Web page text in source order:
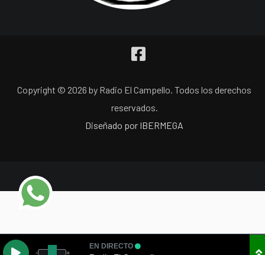
Copyright © 2026 by Radio El Campello. Todos los derechos
reservados.
Diseñado por IBERMEGA
- +
EN DIRECTO